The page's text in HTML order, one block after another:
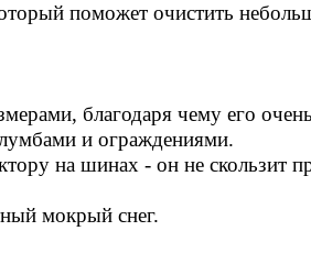
поможет очистить
благодаря чему его
и ограждениями.
на шинах - он не скользит
мокрый снег.